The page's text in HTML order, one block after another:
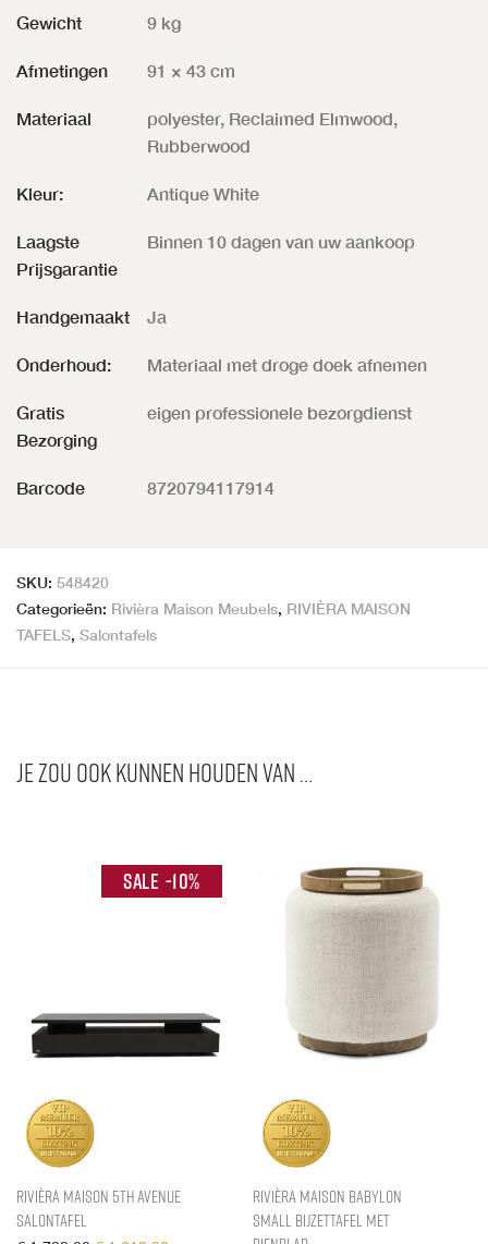
Gewicht 9 kg
Afmetingen 91 × 43 cm
Materiaal
polyester, Reclaimed Elmwood,
Rubberwood
Kleur: Antique White
Laagste
Prijsgarantie
Binnen 10 dagen van uw aankoop
Handgemaakt Ja
Onderhoud: Materiaal met droge doek afnemen
Gratis
Bezorging
eigen professionele bezorgdienst
Barcode 8720794117914
SKU: 548420
Categorieën: Rivièra Maison Meubels, RIVIÈRA MAISON
TAFELS, Salontafels
Je zou ook kunnen houden van …
-10%
Rivièra Maison 5th Avenue
Salontafel
Rivièra Maison Babylon
Small Bijzettafel Met